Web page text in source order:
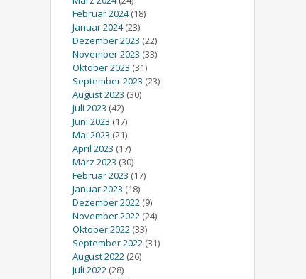
Februar 2024(18)
Januar 2024(23)
Dezember 2023 (22)
November 2023 (33)
Oktober 2023 (31)
September 2023 (23)
August 2023 (30)
Juli 2023 (42)
Juni 2023 (17)
Mai 2023 (21)
April 2023 (17)
März 2023 (30)
Februar 2023 (17)
Januar 2023 (18)
Dezember 2022 (9)
November 2022 (24)
Oktober 2022 (33)
September 2022 (31)
August 2022 (26)
Juli 2022 (28)